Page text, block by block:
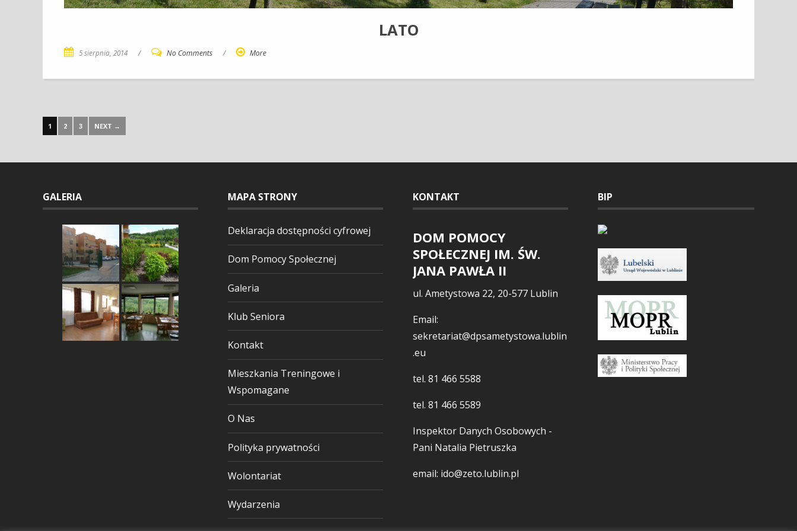
LATO
5 sierpnia, 2014 / No Comments / More
1 2 3 NEXT →
GALERIA MAPA STRONY
Deklaracja dostępności cyfrowej
Dom Pomocy Społecznej
Galeria
Klub Seniora
Kontakt
Mieszkania Treningowe i
Wspomagane
O Nas
Polityka prywatności
Wolontariat
Wydarzenia
KONTAKT
DOM POMOCY
SPOŁECZNEJ IM. ŚW.
JANA PAWŁA II
ul. Ametystowa 22, 20-577 Lublin
Email:
sekretariat@dpsametystowa.lublin
.eu
tel. 81 466 5588
tel. 81 466 5589
Inspektor Danych Osobowych -
Pani Natalia Pietruszka
email: ido@zeto.lublin.pl
BIP